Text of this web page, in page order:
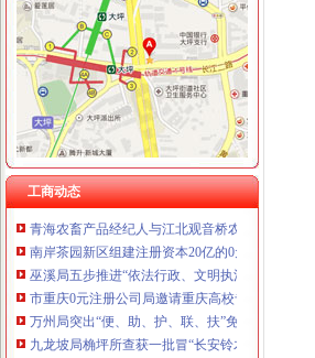
工商动态
工商动态
沙坪坝局以四型模范为指针造“四型”0元注册公司
沙坪坝局抓住“五个关键”0元注册公司流程推动重
江津局“两手抓”一元注册公司流程积构建食品安
万州局1元注册公司充分发挥工商职能大力推进
开县局监管与服务并重加“三节”0元注册公司流程
万州局重庆一元注册公司发挥登记职能支持企业
荣昌县四措并举促进农村土地流转
青海农畜产品经纪人与江北观音桥农贸市重庆免
南岸茶园新区组建注册资本20亿的0元注册公司
巫溪局五步推进“依法行政、文明执法、树立形
市重庆0元注册公司局邀请重庆高校专家教授共同
万州局突出“便、助、护、联、扶”免费注册公司
九龙坡局桷坪所查获一批冒“长安铃木”的重庆一
市重庆免费注册公司局副巡视员高印平到高新区